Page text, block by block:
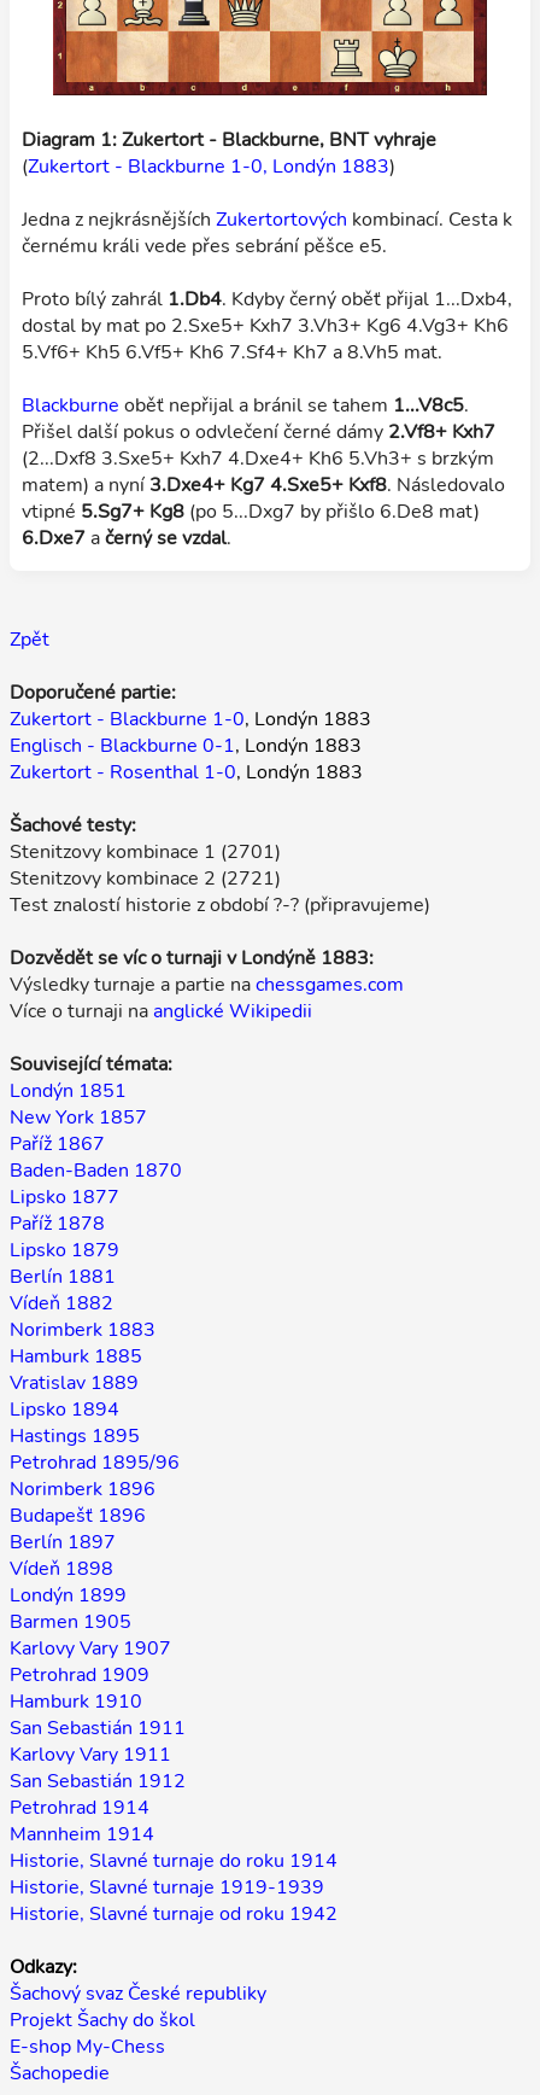
Diagram 1: Zukertort - Blackburne, BNT vyhraje
(Zukertort - Blackburne 1-0, Londýn 1883)
Jedna z nejkrásnějších Zukertortových kombinací. Cesta k
černému králi vede přes sebrání pěšce e5.
Proto bílý zahrál 1.Db4. Kdyby černý oběť přijal 1...Dxb4,
dostal by mat po 2.Sxe5+ Kxh7 3.Vh3+ Kg6 4.Vg3+ Kh6
5.Vf6+ Kh5 6.Vf5+ Kh6 7.Sf4+ Kh7 a 8.Vh5 mat.
Blackburne oběť nepřijal a bránil se tahem 1...V8c5.
Přišel další pokus o odvlečení černé dámy 2.Vf8+ Kxh7
(2...Dxf8 3.Sxe5+ Kxh7 4.Dxe4+ Kh6 5.Vh3+ s brzkým
matem) a nyní 3.Dxe4+ Kg7 4.Sxe5+ Kxf8. Následovalo
vtipné 5.Sg7+ Kg8 (po 5...Dxg7 by přišlo 6.De8 mat)
6.Dxe7ačerný se vzdal.
Zpět
Doporučené partie:
Zukertort - Blackburne 1-0, Londýn 1883
Englisch - Blackburne 0-1, Londýn 1883
Zukertort - Rosenthal 1-0, Londýn 1883
Šachové testy:
Stenitzovy kombinace 1 (2701)
Stenitzovy kombinace 2 (2721)
Test znalostí historie z období ?-? (připravujeme)
Dozvědět se víc o turnaji v Londýně 1883:
Výsledky turnaje a partie nachessgames.com
Více o turnaji naanglické Wikipedii
Související témata:
Londýn 1851
New York 1857
Paříž 1867
Baden-Baden 1870
Lipsko 1877
Paříž 1878
Lipsko 1879
Berlín 1881
Vídeň 1882
Norimberk 1883
Hamburk 1885
Vratislav 1889
Lipsko 1894
Hastings 1895
Petrohrad 1895/96
Norimberk 1896
Budapešť 1896
Berlín 1897
Vídeň 1898
Londýn 1899
Barmen 1905
Karlovy Vary 1907
Petrohrad 1909
Hamburk 1910
San Sebastián 1911
Karlovy Vary 1911
San Sebastián 1912
Petrohrad 1914
Mannheim 1914
Historie, Slavné turnaje do roku 1914
Historie, Slavné turnaje 1919-1939
Historie, Slavné turnaje od roku 1942
Odkazy:
Šachový svaz České republiky
Projekt Šachy do škol
E-shop My-Chess
Šachopedie